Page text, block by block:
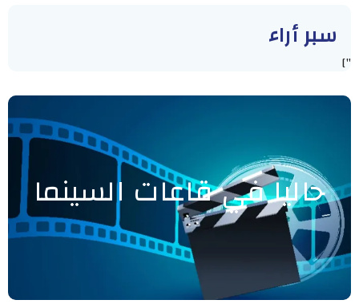
سبر أراء
"]
حاليا في قاعات السينما